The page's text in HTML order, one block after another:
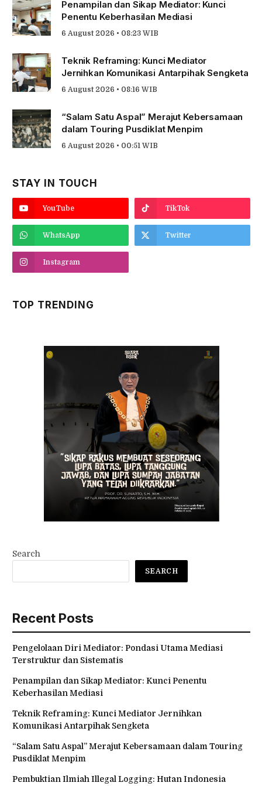
Penampilan dan Sikap Mediator: Kunci
Penentu Keberhasilan Mediasi
6 August 2026 • 08:23 WIB
Teknik Reframing: Kunci Mediator
Jernihkan Komunikasi Antarpihak Sengketa
6 August 2026 • 08:16 WIB
“Salam Satu Aspal” Merajut Kebersamaan
dalam Touring Pusdiklat Menpim
6 August 2026 • 00:51 WIB
STAY IN TOUCH
YouTube TikTok
WhatsApp Twitter
Instagram
TOP TRENDING
Search
SEARCH
Recent Posts
Pengelolaan Diri Mediator: Pondasi Utama Mediasi
Terstruktur dan Sistematis
Penampilan dan Sikap Mediator: Kunci Penentu
Keberhasilan Mediasi
Teknik Reframing: Kunci Mediator Jernihkan
Komunikasi Antarpihak Sengketa
“Salam Satu Aspal” Merajut Kebersamaan dalam Touring
Pusdiklat Menpim
Pembuktian Ilmiah Illegal Logging: Hutan Indonesia